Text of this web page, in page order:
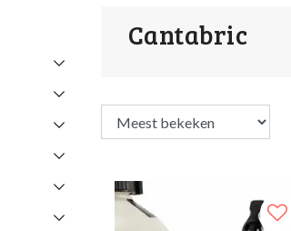
Cantabric